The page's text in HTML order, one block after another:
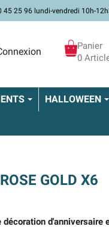
45 25 96 lundi-vendredi 10h-
Panier
0
HALLOWEEN
GOLD X6
d'anniversaire